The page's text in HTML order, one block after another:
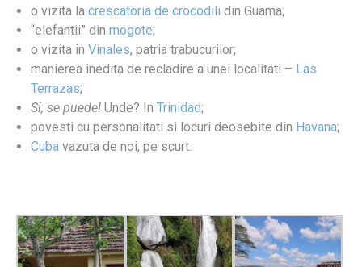
o vizita la crescatoria de crocodili din Guama;
“elefantii” din mogote;
o vizita in Vinales, patria trabucurilor;
manierea inedita de recladire a unei localitati – Las
Terrazas;
Si, se puede! Unde? In Trinidad;
povesti cu personalitati si locuri deosebite din Havana;
Cuba vazuta de noi, pe scurt.